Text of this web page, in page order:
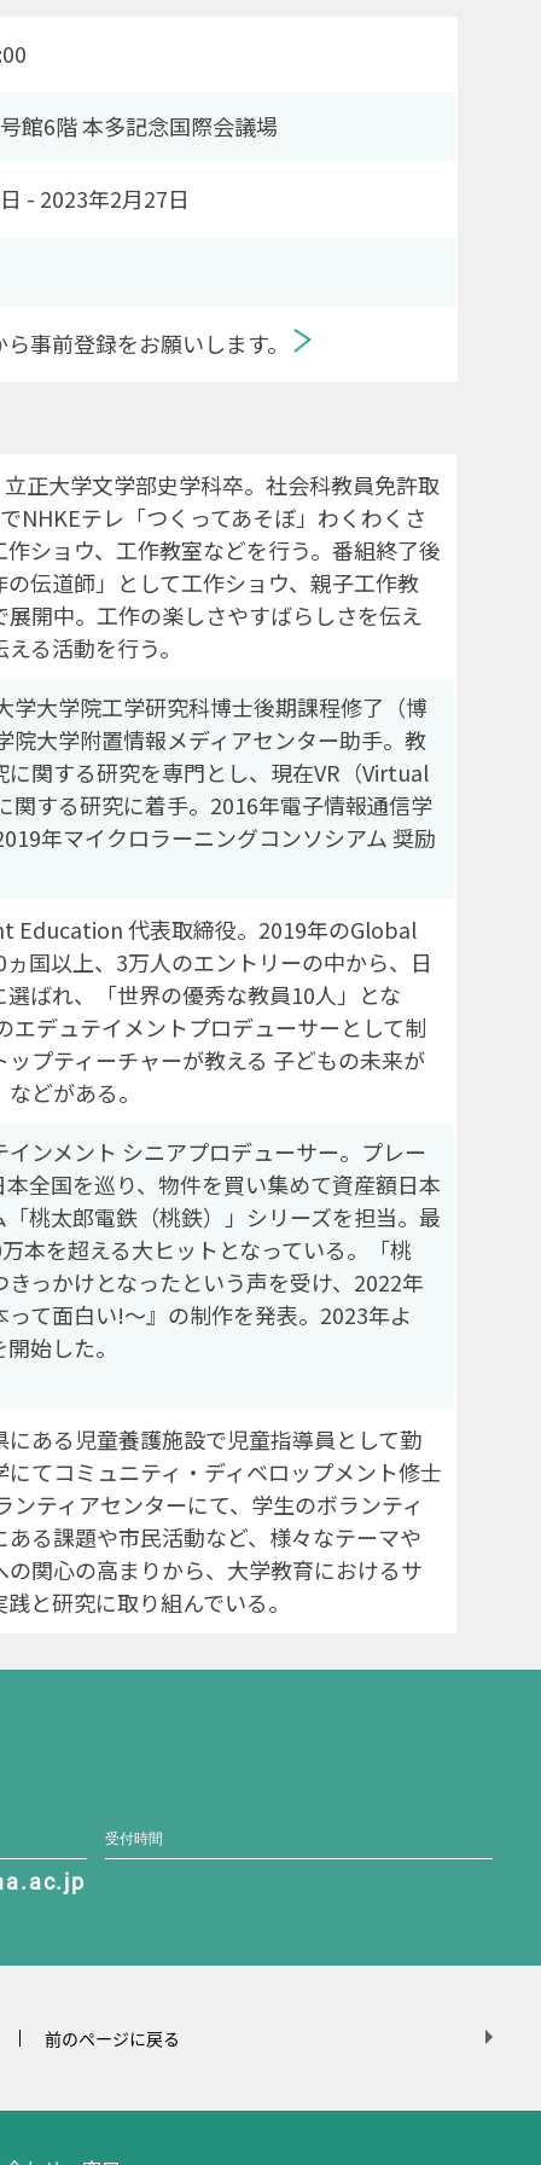
館6階 本多記念国際会議場
- 2023年2月27日
事前登録をお願いします。
正大学文学部史学科卒。社会科教員免許取
NHKEテレ「つくってあそぼ」わくわくさ
ショウ、工作教室などを行う。番組終了後
伝道師」として工作ショウ、親子工作教
開中。工作の楽しさやすばらしさを伝え
る活動を行う。
学大学院工学研究科博士後期課程修了（博
院大学附置情報メディアセンター助手。教
関する研究を専門とし、現在VR（Virtual
関する研究に着手。2016年電子情報通信学
年マイクロラーニングコンソシアム 奨励
Education 代表取締役。2019年のGlobal
国以上、3万人のエントリーの中から、日
ばれ、「世界の優秀な教員10人」とな
エデュテイメントプロデューサーとして制
プティーチャーが教える 子どもの未来が
どがある。
ンメント シニアプロデューサー。プレー
全国を巡り、物件を買い集めて資産額日本
桃太郎電鉄（桃鉄）」シリーズを担当。最
本を超える大ヒットとなっている。「桃
っかけとなったという声を受け、2022年
て面白い!～』の制作を発表。2023年よ
始した。
ある児童養護施設で児童指導員として勤
てコミュニティ・ディベロップメント修士
ティアセンターにて、学生のボランティ
る課題や市民活動など、様々なテーマや
関心の高まりから、大学教育におけるサ
と研究に取り組んでいる。
受付時間
前のページに戻る